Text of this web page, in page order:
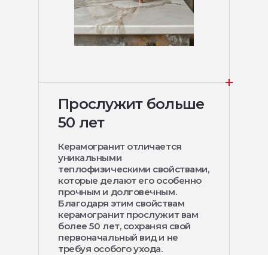
Прослужит больше
50 лет
Керамогранит отличается
уникальными
теплофизическими свойствами,
которые делают его особенно
прочным и долговечным.
Благодаря этим свойствам
керамогранит прослужит вам
более 50 лет, сохраняя свой
первоначальный вид и не
требуя особого ухода.